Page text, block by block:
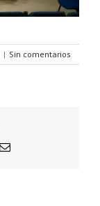
| Sin comentarios
Correo